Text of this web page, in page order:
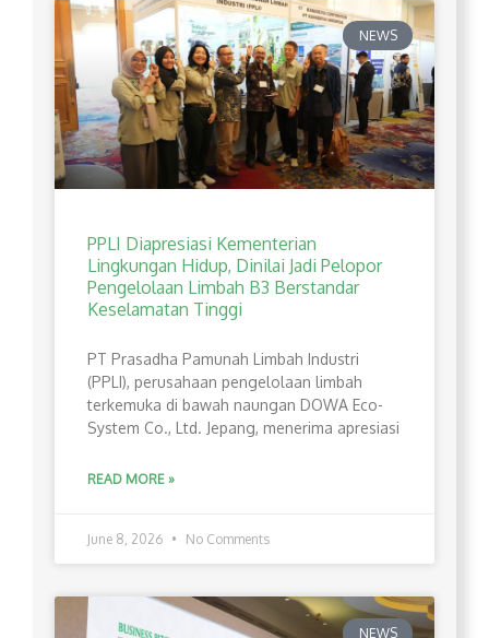
NEWS
PPLI Diapresiasi Kementerian
Lingkungan Hidup, Dinilai Jadi Pelopor
Pengelolaan Limbah B3 Berstandar
Keselamatan Tinggi
PT Prasadha Pamunah Limbah Industri
(PPLI), perusahaan pengelolaan limbah
terkemuka di bawah naungan DOWA Eco-
System Co., Ltd. Jepang, menerima apresiasi
READ MORE »
June 8, 2026 No Comments
NEWS